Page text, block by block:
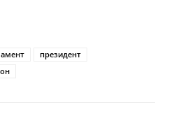
президент